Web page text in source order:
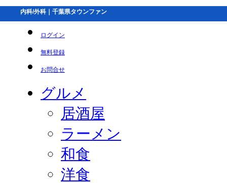
内科/外科｜千葉県タウンファン
ログイン
無料登録
お問合せ
グルメ
居酒屋
ラーメン
和食
洋食